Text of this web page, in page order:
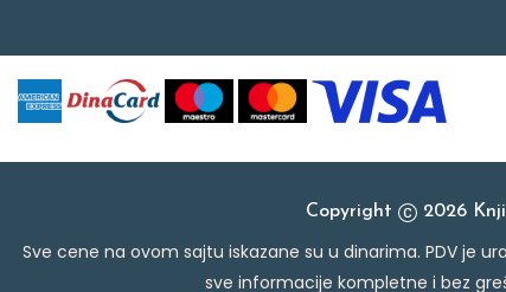
Copyright 2026
Sve cene na ovom sajtu iskazane su u dinarima. PDV je
sve informacije kompletne i bez